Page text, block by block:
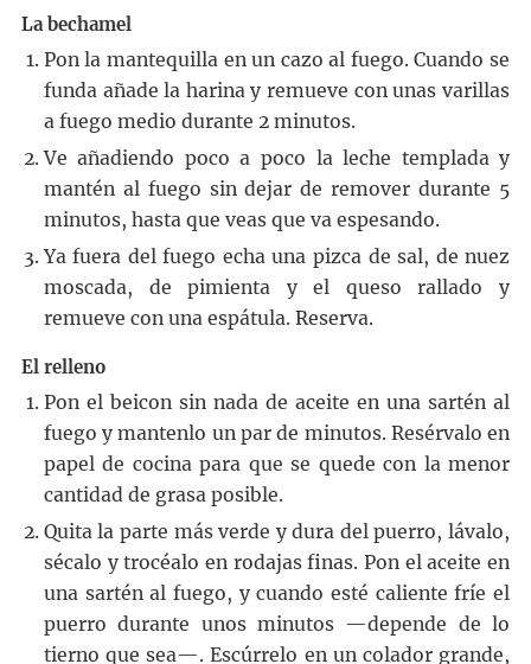
La bechamel
Pon la mantequilla en un cazo al fuego. Cuando se
funda añade la harina y remueve con unas varillas
a fuego medio durante 2 minutos.
Ve añadiendo poco a poco la leche templada y
mantén al fuego sin dejar de remover durante 5
minutos, hasta que veas que va espesando.
Ya fuera del fuego echa una pizca de sal, de nuez
moscada, de pimienta y el queso rallado y
remueve con una espátula. Reserva.
El relleno
Pon el beicon sin nada de aceite en una sartén al
fuego y mantenlo un par de minutos. Resérvalo en
papel de cocina para que se quede con la menor
cantidad de grasa posible.
Quita la parte más verde y dura del puerro, lávalo,
sécalo y trocéalo en rodajas finas. Pon el aceite en
una sartén al fuego, y cuando esté caliente fríe el
puerro durante unos minutos —depende de lo
tierno que sea—. Escúrrelo en un colador grande,